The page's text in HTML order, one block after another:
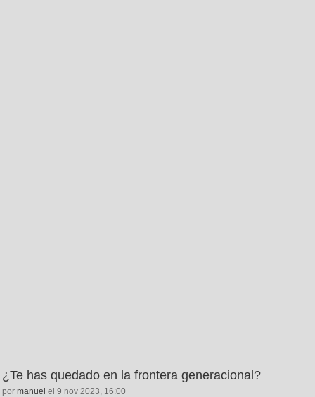
¿Te has quedado en la frontera generacional?
por manuel el 9 nov 2023, 16:00